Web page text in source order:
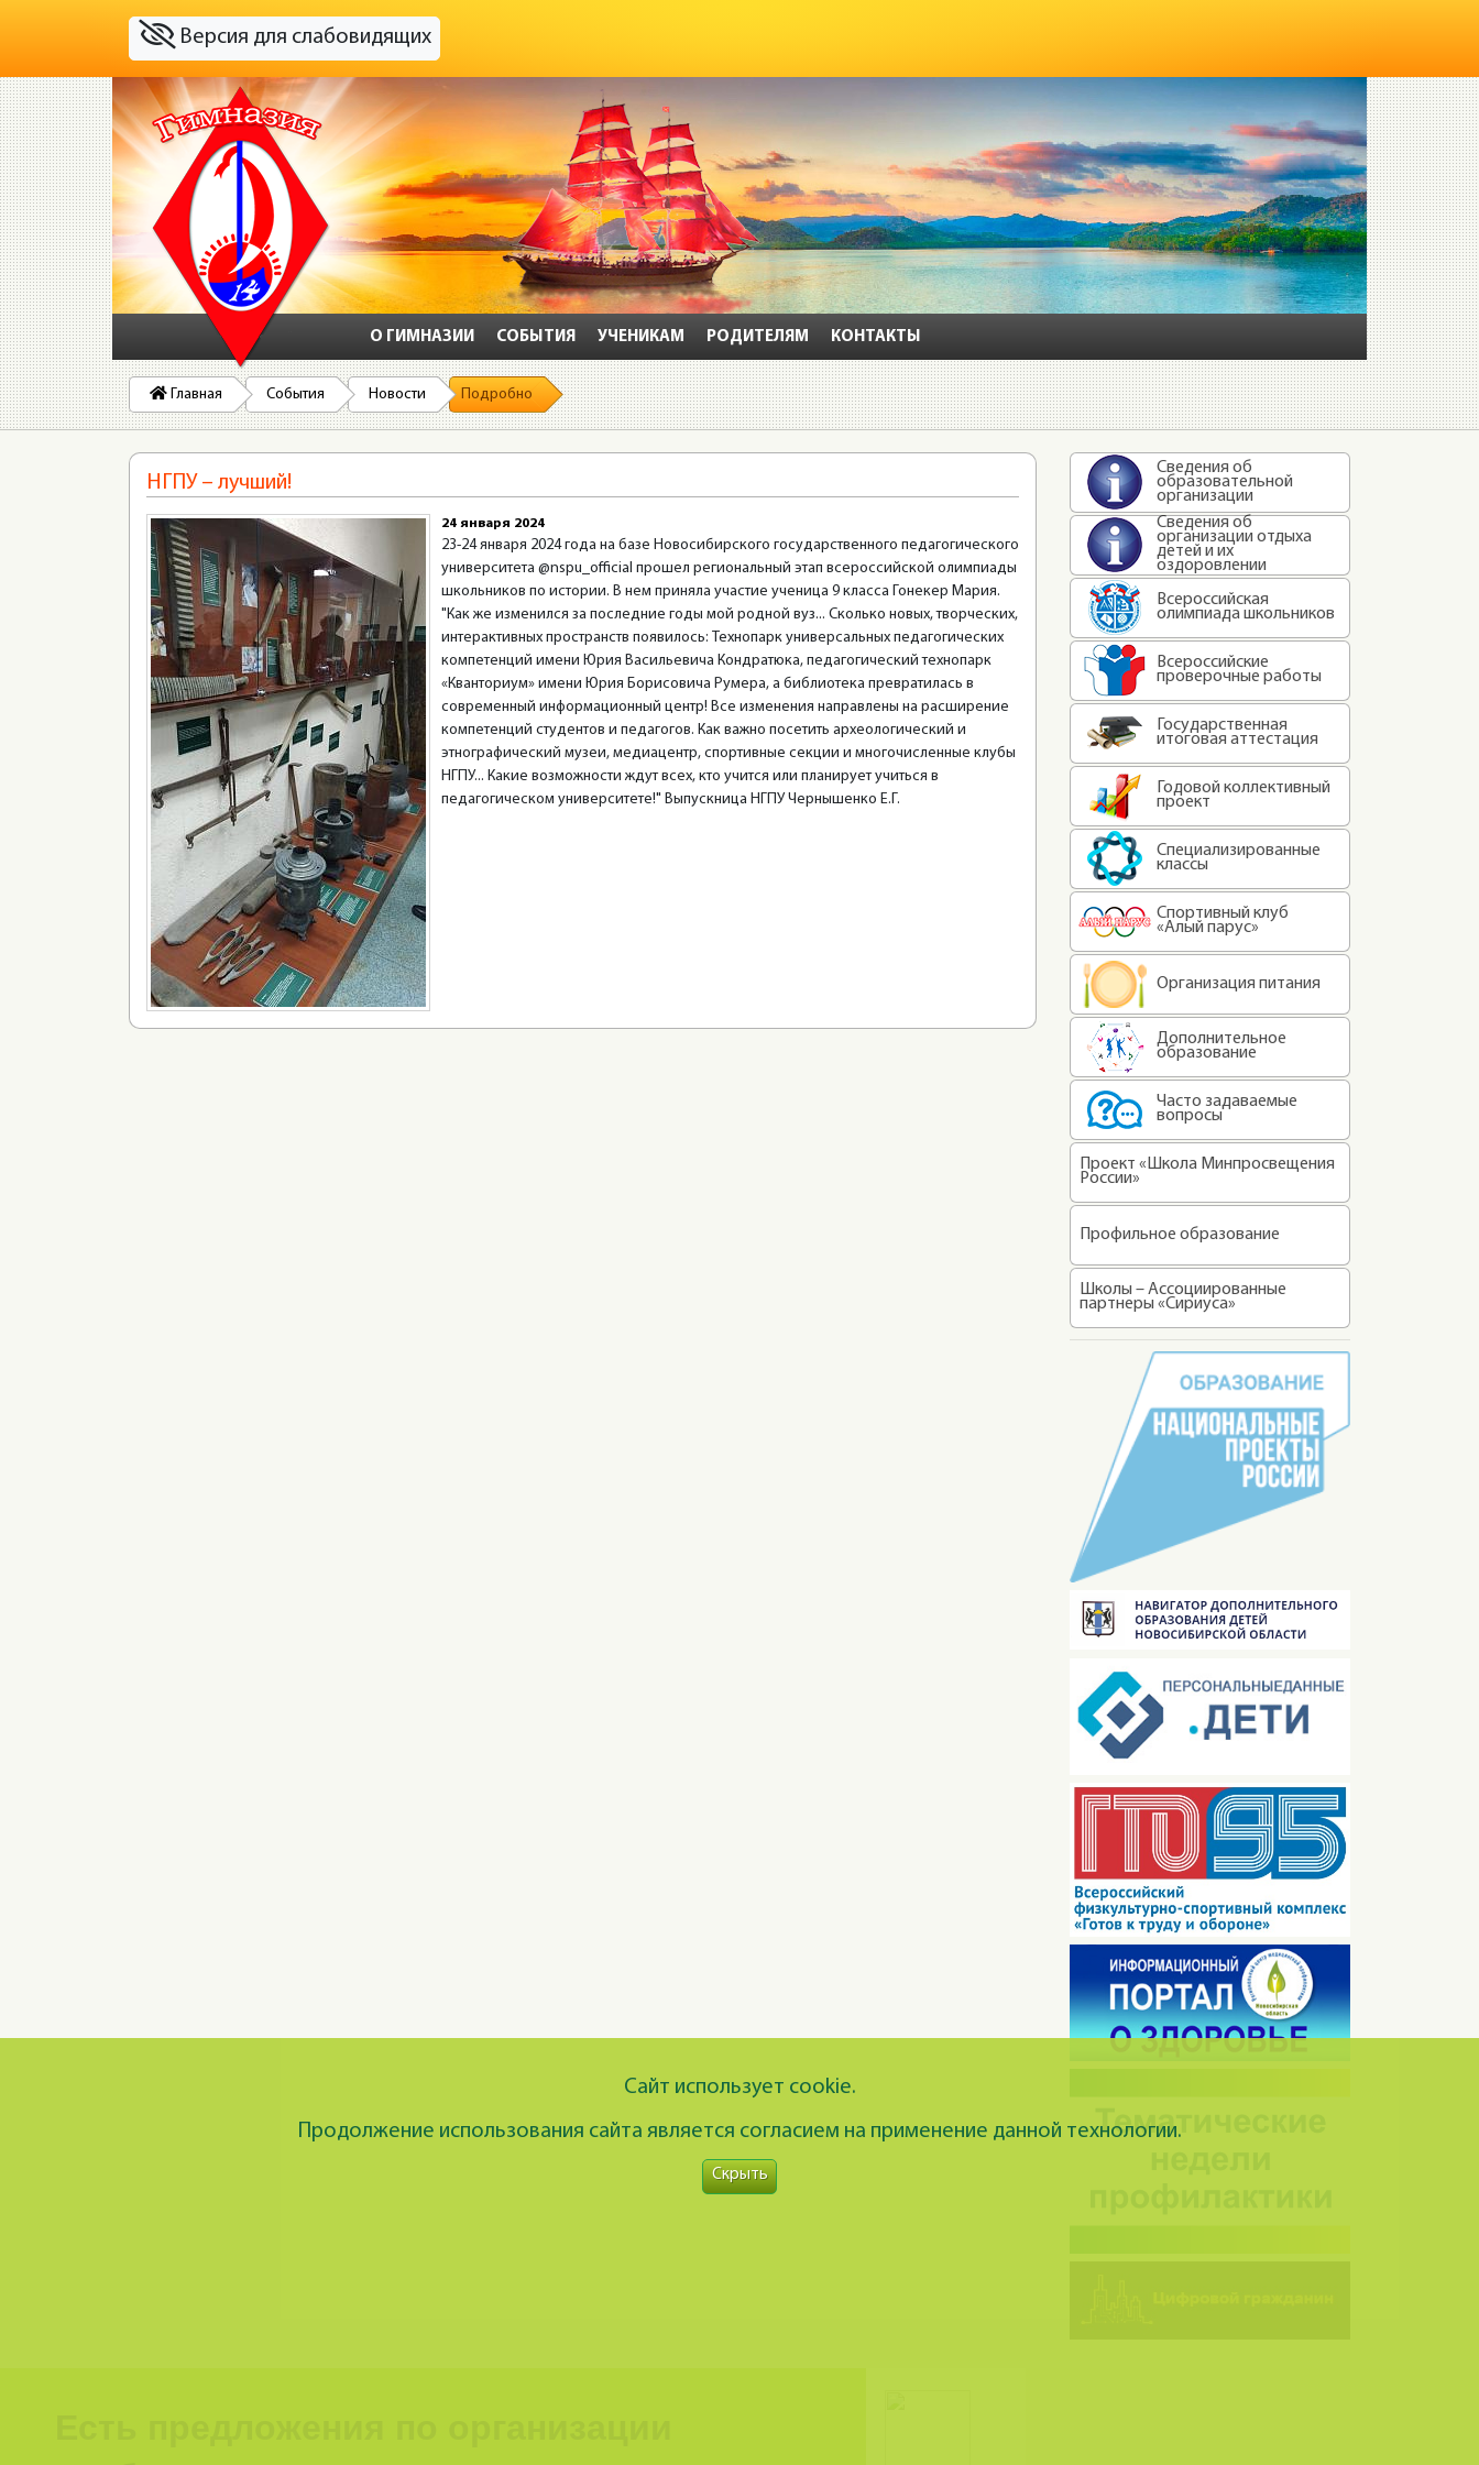
Версия для слабовидящих
О ГИМНАЗИИ СОБЫТИЯ УЧЕНИКАМ РОДИТЕЛЯМ КОНТАКТЫ
Главная События Новости Подробно
НГПУ – лучший!
24 января 2024
23-24 января 2024 года на базе Новосибирского государственного педагогического
университета @nspu_official прошел региональный этап всероссийской олимпиады
школьников по истории. В нем приняла участие ученица 9 класса Гонекер Мария.
"Как же изменился за последние годы мой родной вуз... Сколько новых, творческих,
интерактивных пространств появилось: Технопарк универсальных педагогических
компетенций имени Юрия Васильевича Кондратюка, педагогический технопарк
«Кванториум» имени Юрия Борисовича Румера, а библиотека превратилась в
современный информационный центр! Все изменения направлены на расширение
компетенций студентов и педагогов. Как важно посетить археологический и
этнографический музеи, медиацентр, спортивные секции и многочисленные клубы
НГПУ... Какие возможности ждут всех, кто учится или планирует учиться в
педагогическом университете!" Выпускница НГПУ Чернышенко Е.Г.
Сведения об
образовательной
организации
Сведения об
организации отдыха
детей и их
оздоровлении
Всероссийская
олимпиада школьников
Всероссийские
проверочные работы
Государственная
итоговая аттестация
Годовой коллективный
проект
Специализированные
классы
Спортивный клуб
«Алый парус»
Организация питания
Дополнительное
образование
Часто задаваемые
вопросы
Проект «Школа Минпросвещения
России»
Профильное образование
Школы – Ассоциированные
партнеры «Сириуса»
Сайт использует cookie.
Продолжение использования сайта является согласием на применение данной технологии.
Скрыть